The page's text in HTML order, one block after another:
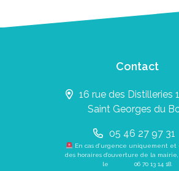
Contact
16 rue des Distilleries
Saint Georges du
05 46 27 97 31
En cas d’urgence uniquement et
des horaires d’ouverture de la
le 06 70 13 14 18